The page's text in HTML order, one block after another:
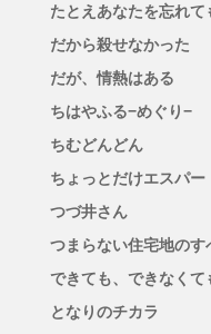
たとえあなたを忘れて
だから殺せなかった
だが、情熱はある
ちはやふる−めぐり−
ちむどんどん
ちょっとだけエスパー
つづ井さん
つまらない住宅地のす
できても、できなくて
となりのチカラ